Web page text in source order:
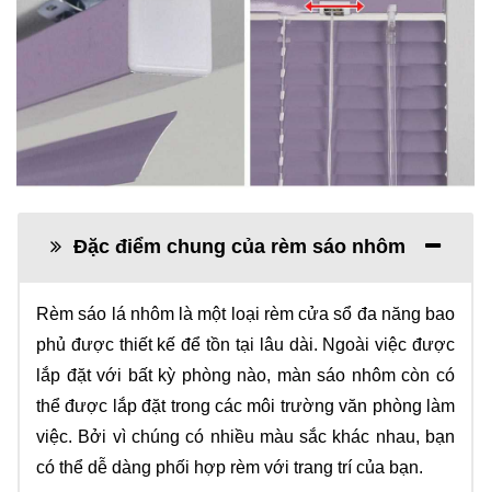
Đặc điểm chung của rèm sáo nhôm
Rèm sáo lá nhôm là một loại rèm cửa sổ đa năng bao
phủ được thiết kế để tồn tại lâu dài. Ngoài việc được
lắp đặt với bất kỳ phòng nào, màn sáo nhôm còn có
thể được lắp đặt trong các môi trường văn phòng làm
việc. Bởi vì chúng có nhiều màu sắc khác nhau, bạn
có thể dễ dàng phối hợp rèm với trang trí của bạn.